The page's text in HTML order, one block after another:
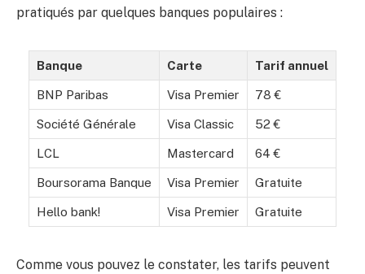
pratiqués par quelques banques populaires :
Banque Carte Tarif annuel
BNP Paribas Visa Premier 78 €
Société Générale Visa Classic 52 €
LCL Mastercard 64 €
Boursorama Banque Visa Premier Gratuite
Hello bank! Visa Premier Gratuite
Comme vous pouvez le constater, les tarifs peuvent